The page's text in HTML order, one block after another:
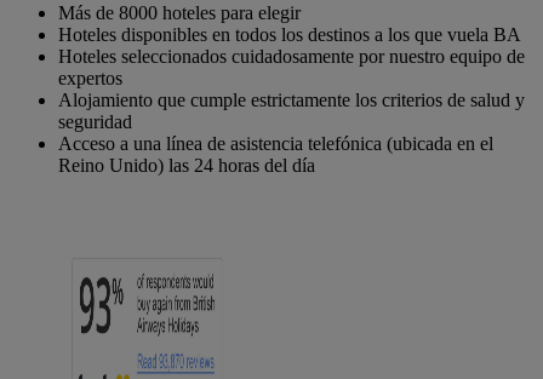
Más de 8000 hoteles para elegir
Hoteles disponibles en todos los destinos a los que vuela BA
Hoteles seleccionados cuidadosamente por nuestro equipo de
expertos
Alojamiento que cumple estrictamente los criterios de salud y
seguridad
Acceso a una línea de asistencia telefónica (ubicada en el
Reino Unido) las 24 horas del día